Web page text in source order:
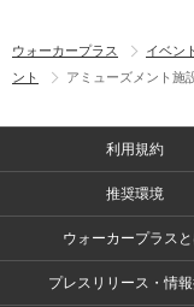
ウォーカープラス イベン
ント
アミューズメント施
利用規約
推奨環境
ウォーカープラス
プレスリリース・情